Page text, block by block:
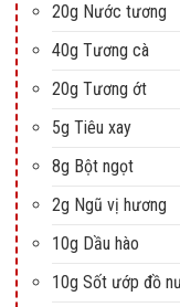
20g Nước tương
40g Tương cà
20g Tương ớt
5g Tiêu xay
8g Bột ngọt
2g Ngũ vị hương
10g Dầu hào
10g Sốt ướp đồ